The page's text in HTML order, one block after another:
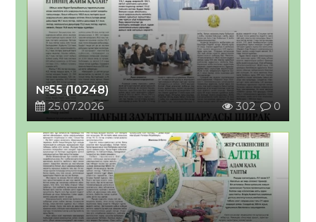
№55 (10248)
25.07.2026
302 0